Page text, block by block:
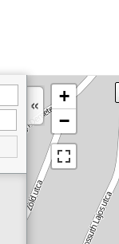
+
−
boltok.